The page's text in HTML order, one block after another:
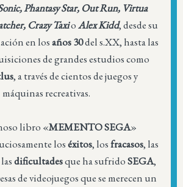
Phantasy Star, Out Run, Virtua
Crazy TaxioAlex Kidd, desde su
en losaños 30del s.XX, hasta las
de grandes estudios como
, a través de cientos de juegos y
máquinas recreativas.
libro «MEMENTO SEGA»
loséxitos, losfracasos, las
dificultadesque ha sufridoSEGA,
de videojuegos que se merecen un